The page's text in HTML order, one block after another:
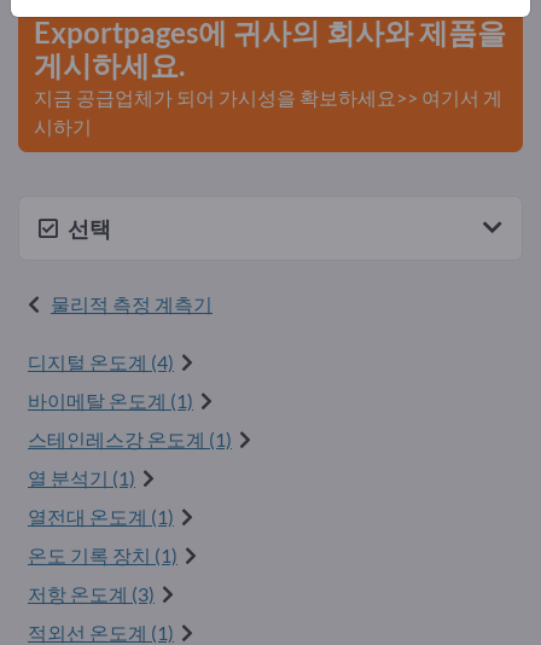
Exportpages에 귀사의 회사와 제품을
게시하세요.
지금 공급업체가 되어 가시성을 확보하세요>> 여기서 게
시하기
선택
물리적 측정 계측기
디지털 온도계 (4)
바이메탈 온도계 (1)
스테인레스강 온도계 (1)
열 분석기 (1)
열전대 온도계 (1)
온도 기록 장치 (1)
저항 온도계 (3)
적외선 온도계 (1)